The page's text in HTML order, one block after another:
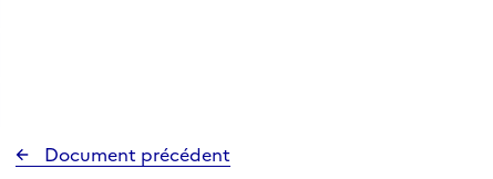
Document précédent